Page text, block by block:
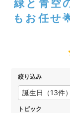
緑と青空
もお任せ
絞り込み
誕生日（13件）
トピック